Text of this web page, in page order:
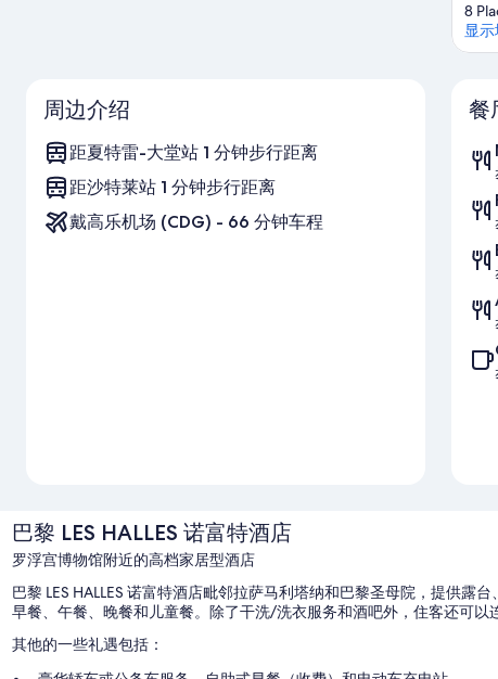
8
显示
周边介绍
距夏特雷-大堂站 1 分钟步行距离
距沙特莱站 1 分钟步行距离
戴高乐机场 (CDG) - 66 分钟车程
餐
巴黎 LES HALLES 诺富特酒店
罗浮宫博物馆附近的高档家居型酒店
巴黎 LES HALLES 诺富特酒店毗邻拉萨马利塔纳和巴黎圣母院，提供露
早餐、午餐、晚餐和儿童餐。除了干洗/洗衣服务和酒吧外，住客还可以
其他的一些礼遇包括：